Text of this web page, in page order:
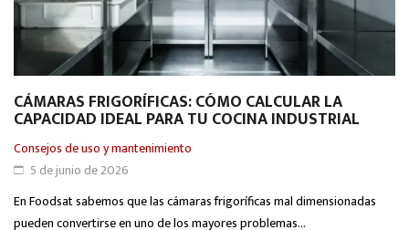
CÁMARAS FRIGORÍFICAS: CÓMO CALCULAR LA
CAPACIDAD IDEAL PARA TU COCINA INDUSTRIAL
Consejos de uso y mantenimiento
5 de junio de 2026
En Foodsat sabemos que las cámaras frigoríficas mal dimensionadas
pueden convertirse en uno de los mayores problemas...